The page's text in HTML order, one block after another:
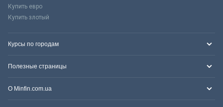
Купить евро
Купить злотый
Курсы по городам
Полезные страницы
О Minfin.com.ua